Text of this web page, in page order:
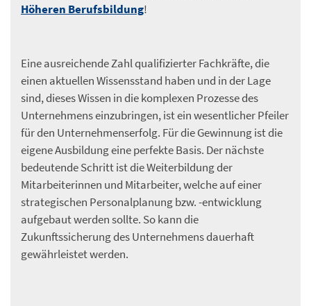
Höheren Berufsbildung!
Eine ausreichende Zahl qualifizierter Fachkräfte, die
einen aktuellen Wissensstand haben und in der Lage
sind, dieses Wissen in die komplexen Prozesse des
Unternehmens einzubringen, ist ein wesentlicher Pfeiler
für den Unternehmenserfolg. Für die Gewinnung ist die
eigene Ausbildung eine perfekte Basis. Der nächste
bedeutende Schritt ist die Weiterbildung der
Mitarbeiterinnen und Mitarbeiter, welche auf einer
strategischen Personalplanung bzw. -entwicklung
aufgebaut werden sollte. So kann die
Zukunftssicherung des Unternehmens dauerhaft
gewährleistet werden.